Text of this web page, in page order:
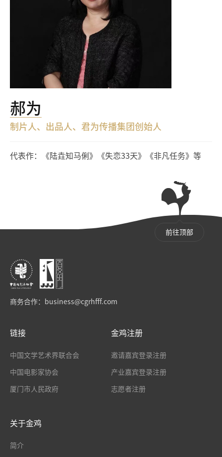
郝为
制片人、出品人、君为传播集团创始人
代表作：《陆垚知马俐》《失恋33天》《非凡任务》等
前往顶部
商务合作： business@cgrhfff.com
链接
中国文学艺术界联合会
中国电影家协会
厦门市人民政府
金鸡注册
邀请嘉宾登录注册
产业嘉宾登录注册
志愿者注册
关于金鸡
简介